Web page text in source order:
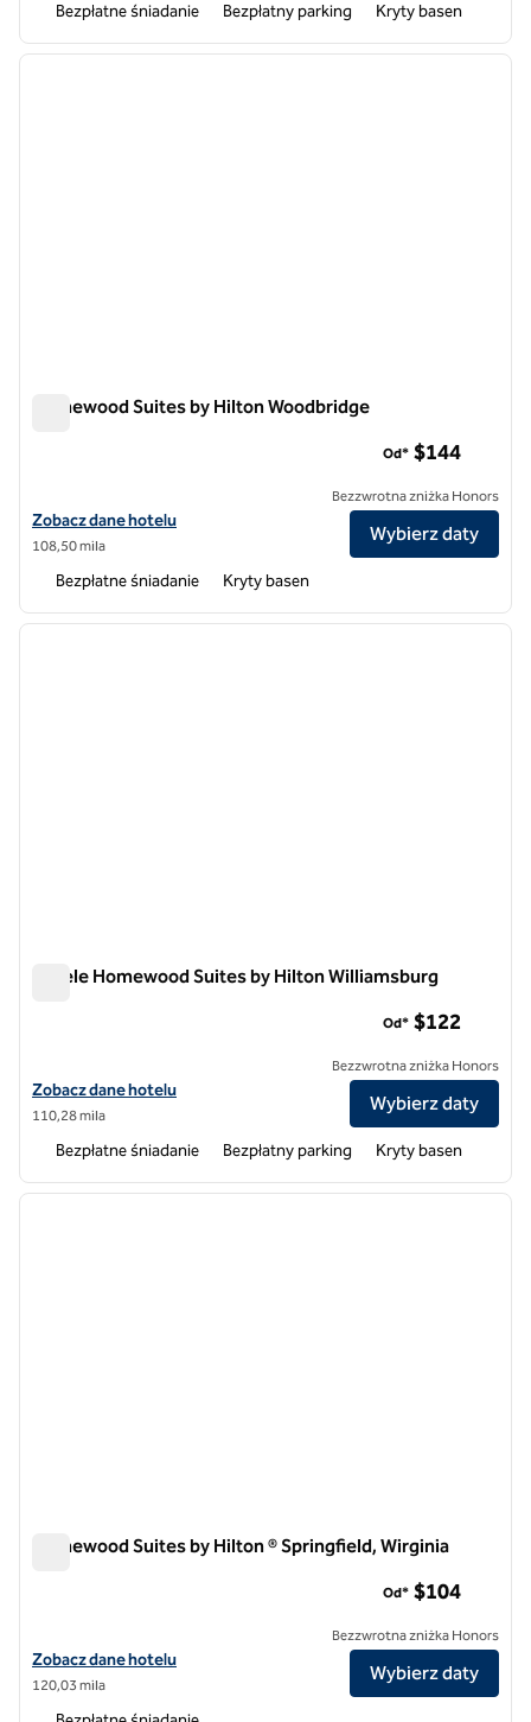
Bezpłatne śniadanie Bezpłatny parking Kryty basen
1 z 12
Homewood Suites by Hilton Woodbridge
Zobacz szczegóły hotelu Homewood Suites by Hilton Woodbridge
Zobacz dane hotelu
108,50 mila
Od* $144
Bezzwrotna zniżka Honors
Wybierz daty
Bezpłatne śniadanie Kryty basen
1 z 12
Hotele Homewood Suites by Hilton Williamsburg
Zobacz szczegóły hotelu Homewood Suites by Hilton Williamsburg
Zobacz dane hotelu
110,28 mila
Od* $122
Bezzwrotna zniżka Honors
Wybierz daty
Bezpłatne śniadanie Bezpłatny parking Kryty basen
1 z 12
Homewood Suites by Hilton ® Springfield, Wirginia
Zobacz szczegóły hotelu Homewood Suites by Hilton® Springfield w
Zobacz dane hotelu
120,03 mila
Od* $104
Bezzwrotna zniżka Honors
Wybierz daty